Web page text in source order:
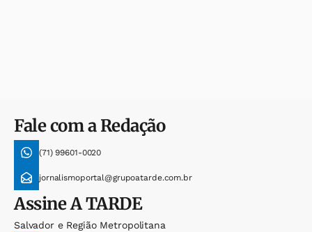
Fale com a Redação
(71) 99601-0020
jornalismoportal@grupoatarde.com.br
AssineA TARDE
Salvador e Região Metropolitana